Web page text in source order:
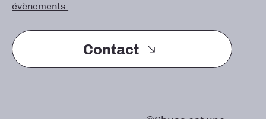
évènements.
Contact